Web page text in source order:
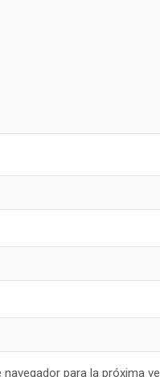
para la próxima